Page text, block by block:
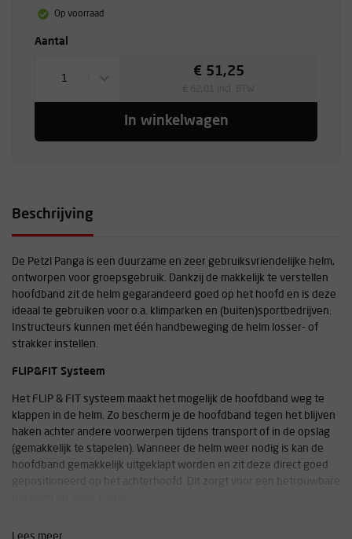
Op voorraad
Aantal
1
€ 51,25
In winkelwagen
Beschrijving
De Petzl Panga is een duurzame en zeer gebruiksvriendelijke helm,
ontworpen voor groepsgebruik. Dankzij de makkelijk te verstellen
hoofdband zit de helm gegarandeerd goed op het hoofd en is deze
ideaal te gebruiken voor o.a. klimparken en (buiten)sportbedrijven.
Instructeurs kunnen met één handbeweging de helm losser- of
strakker instellen.
FLIP&FIT Systeem
Het FLIP & FIT systeem maakt het mogelijk de hoofdband weg te
klappen in de helm. Zo bescherm je de hoofdband tegen het blijven
haken achter andere voorwerpen tijdens transport of in de opslag
(gemakkelijk te stapelen). Wanneer de helm weer nodig is kan de
hoofdband gemakkelijk uitgeklapt worden en zit deze direct goed
gepositioneerd op het achterhoofd. Dit zorgt voor een betrouwbare
Lees meer...